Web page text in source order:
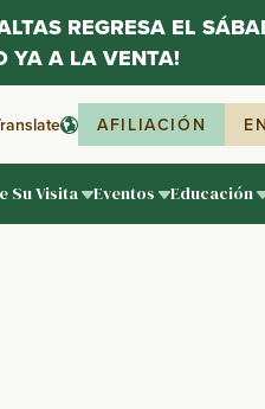
AFILIACIÓN
Su Visita Eventos Educación
REGRESA EL
YA A LA VENTA!